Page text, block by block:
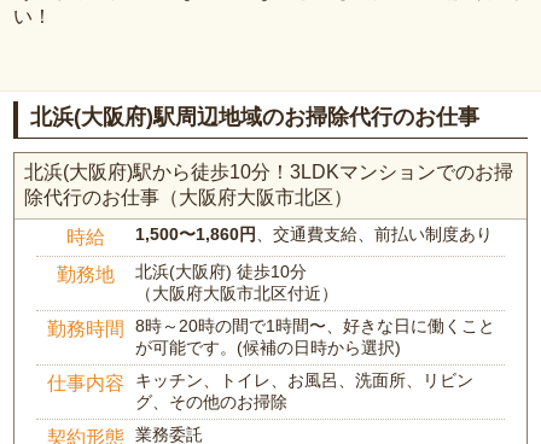
い！
北浜(大阪府)駅周辺地域のお掃除代行のお仕事
北浜(大阪府)駅から徒歩10分！3LDKマンションでのお掃
除代行のお仕事（大阪府大阪市北区）
時給 1,500〜1,860円、交通費支給、前払い制度あり
勤務地
北浜(大阪府) 徒歩10分
（大阪府大阪市北区付近）
勤務時間
8時～20時の間で1時間〜、好きな日に働くこと
が可能です。(候補の日時から選択)
仕事内容
キッチン、トイレ、お風呂、洗面所、リビン
グ、その他のお掃除
契約形態 業務委託